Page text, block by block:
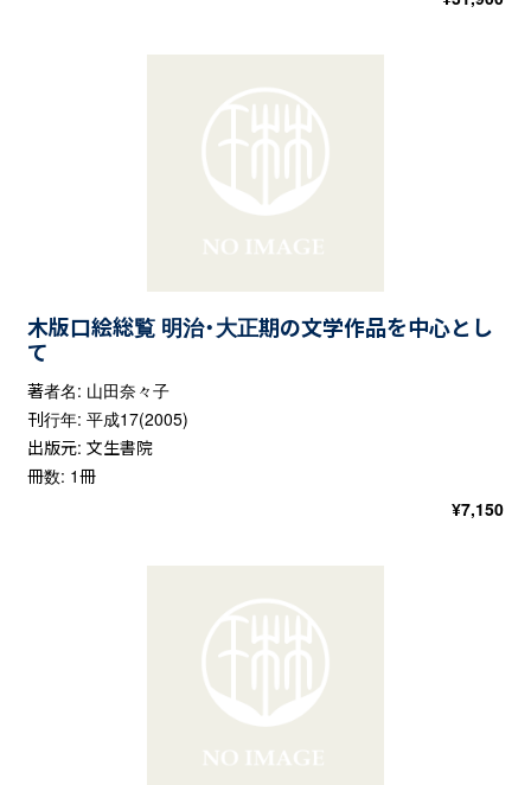
木版口絵総覧 明治・大正期の文学作品を中心とし
て
著者名: 山田奈々子
刊行年: 平成17(2005)
出版元: 文生書院
冊数: 1冊
¥7,150